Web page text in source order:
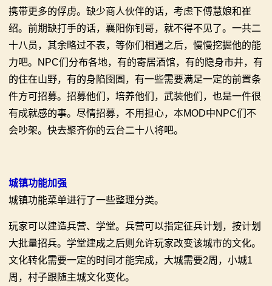
携带更多的俘虏。缺少商人伙伴的话，考虑下傅慧娘和崔
绍。前期缺打手的话，襄阳你钊哥，就不得不见了。一共二
十八员，其余略过不表，等你们相遇之后，慢慢挖掘他的能
力吧。NPC们分布各地，有的寄居酒馆，有的隐身市井，有
的住在山野，有的身陷囹圄，有一些需要满足一定的前置条
件方可招募。招募他们，培养他们，武装他们，也是一件很
有成就感的事。尽情招募，不用担心，本MOD中NPC们不
会吵架。快去聚齐你的云台二十八将吧。
城镇功能加强
城镇功能菜单进行了一些整理分类。
玩家可以建造兵营、学堂。兵营可以指定征兵计划，按计划
大批量招兵。学堂建成之后则允许玩家改变该城市的文化。
文化转化需要一定的时间才能完成，大城需要2周，小城1
周，村子跟随主城文化变化。